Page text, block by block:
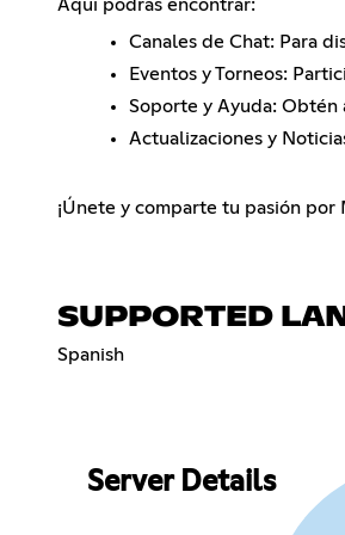
Aquí podrás encontrar:
Canales de Chat: Para
Eventos y Torneos:
Soporte y Ayuda: Obtén
Actualizaciones y
¡Únete y comparte tu pasión
SUPPORTED
Spanish
Server Details